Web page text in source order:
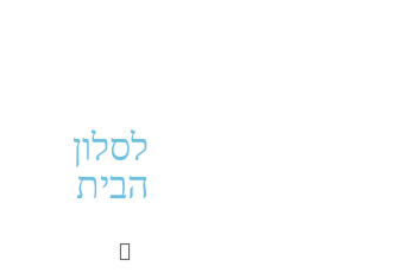
לסלון
הבית